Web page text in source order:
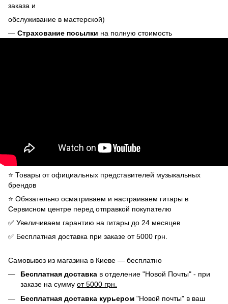
заказа и
обслуживание в мастерской)
— Страхование посылки на полную стоимость
⭐️ Товары от официальных представителей музыкальных
брендов
⭐️ Обязательно осматриваем и настраиваем гитары в
Сервисном центре перед отправкой покупателю
✅ Увеличиваем гарантию на гитары до 24 месяцев
✅ Бесплатная доставка при заказе от 5000 грн.
Самовывоз из магазина в Киеве — бесплатно
Бесплатная доставка в отделение "Новой Почты" - при
заказе на сумму от 5000 грн.
Бесплатная доставка курьером "Новой почты" в ваш